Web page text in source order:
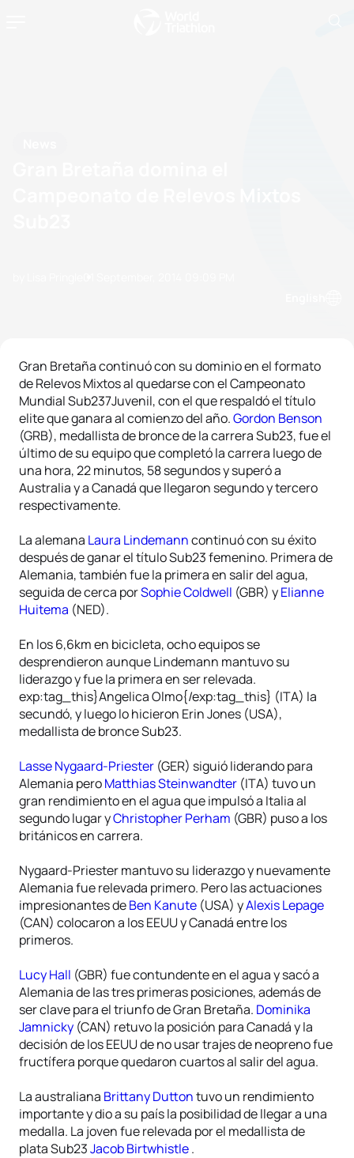
Gran Bretaña continuó con su dominio en el formato
de Relevos Mixtos al quedarse con el Campeonato
Mundial Sub237Juvenil, con el que respaldó el título
elite que ganara al comienzo del año.Gordon Benson
(GRB), medallista de bronce de la carrera Sub23, fue el
último de su equipo que completó la carrera luego de
una hora, 22 minutos, 58 segundos y superó a
Australia y a Canadá que llegaron segundo y tercero
respectivamente.
La alemana Laura Lindemanncontinuó con su éxito
después de ganar el título Sub23 femenino. Primera de
Alemania, también fue la primera en salir del agua,
seguida de cerca porSophie Coldwell (GBR) yElianne
Huitema (NED).
En los 6,6km en bicicleta, ocho equipos se
desprendieron aunque Lindemann mantuvo su
liderazgo y fue la primera en ser relevada.
exp:tag_this}Angelica Olmo{/exp:tag_this} (ITA) la
secundó, y luego lo hicieron Erin Jones (USA),
medallista de bronce Sub23.
Lasse Nygaard-Priester (GER) siguió liderando para
Alemania peroMatthias Steinwandter (ITA) tuvo un
gran rendimiento en el agua que impulsó a Italia al
segundo lugar yChristopher Perham (GBR) puso a los
británicos en carrera.
Nygaard-Priester mantuvo su liderazgo y nuevamente
Alemania fue relevada primero. Pero las actuaciones
impresionantes deBen Kanute (USA) yAlexis Lepage
(CAN) colocaron a los EEUU y Canadá entre los
primeros.
Lucy Hall (GBR) fue contundente en el agua y sacó a
Alemania de las tres primeras posiciones, además de
ser clave para el triunfo de Gran Bretaña. Dominika
Jamnicky (CAN) retuvo la posición para Canadá y la
decisión de los EEUU de no usar trajes de neopreno fue
fructífera porque quedaron cuartos al salir del agua.
La australiana Brittany Duttontuvo un rendimiento
importante y dio a su país la posibilidad de llegar a una
medalla. La joven fue relevada por el medallista de
plata Sub23Jacob Birtwhistle.